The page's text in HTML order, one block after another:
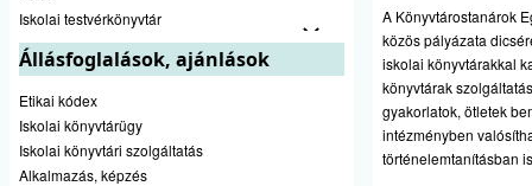
Iskolai testvérkönyvtár
Állásfoglalások, ajánlások
Etikai kódex
Iskolai könyvtárügy
Iskolai könyvtári szolgáltatás
Alkalmazás, képzés
A Könyvtárostanárok
közös pályázata
iskolai könyvtárakkal
könyvtárak
gyakorlatok, ötletek
intézményben
történelemtanításban